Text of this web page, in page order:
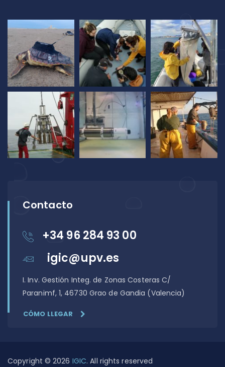
Contacto
+34 96 284 93 00
igic@upv.es
I. Inv. Gestión Integ. de Zonas Costeras C/
Paranimf, 1, 46730 Grao de Gandia (Valencia)
CÓMO LLEGAR
Copyright © 2026 IGIC. All rights reserved